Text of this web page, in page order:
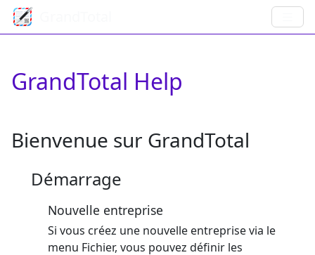
GrandTotal Help
Bienvenue sur GrandTotal
Démarrage
Nouvelle entreprise
Si vous créez une nouvelle entreprise via le
menu Fichier, vous pouvez définir les